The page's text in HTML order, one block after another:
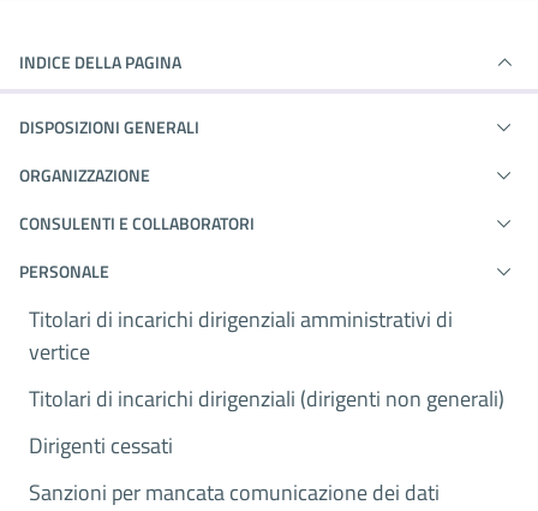
INDICE DELLA PAGINA
DISPOSIZIONI GENERALI
ORGANIZZAZIONE
CONSULENTI E COLLABORATORI
PERSONALE
Titolari di incarichi dirigenziali amministrativi di
vertice
Titolari di incarichi dirigenziali (dirigenti non generali)
Dirigenti cessati
Sanzioni per mancata comunicazione dei dati